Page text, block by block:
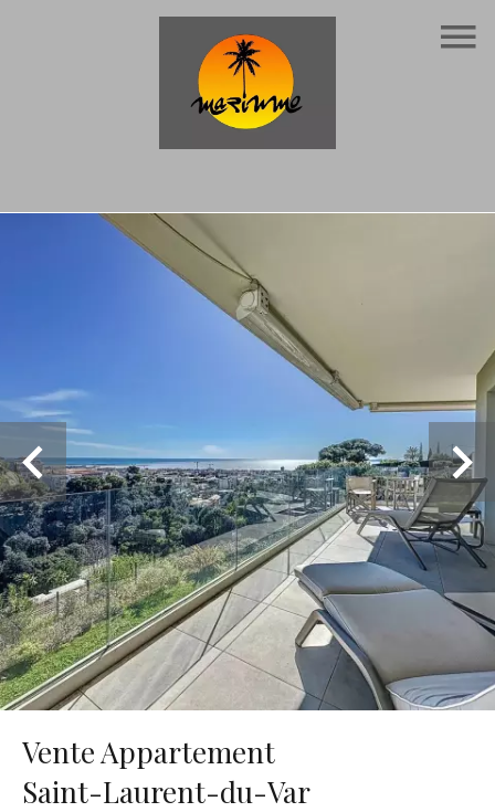
Vente Appartement
Saint-Laurent-du-Var